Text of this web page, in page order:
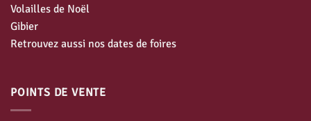
Volailles de Noël
Gibier
Retrouvez aussi nos dates de foires
POINTS DE VENTE